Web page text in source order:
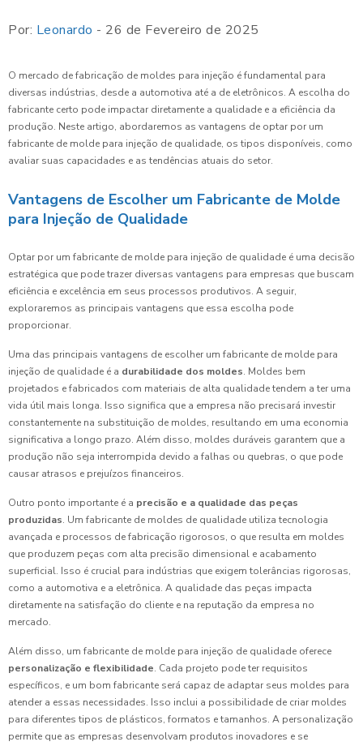
Por: Leonardo - 26 de Fevereiro de 2025
O mercado de fabricação de moldes para injeção é fundamental para
diversas indústrias, desde a automotiva até a de eletrônicos. A escolha do
fabricante certo pode impactar diretamente a qualidade e a eficiência da
produção. Neste artigo, abordaremos as vantagens de optar por um
fabricante de molde para injeção de qualidade, os tipos disponíveis, como
avaliar suas capacidades e as tendências atuais do setor.
Vantagens de Escolher um Fabricante de Molde
para Injeção de Qualidade
Optar por um fabricante de molde para injeção de qualidade é uma decisão
estratégica que pode trazer diversas vantagens para empresas que buscam
eficiência e excelência em seus processos produtivos. A seguir,
exploraremos as principais vantagens que essa escolha pode
proporcionar.
Uma das principais vantagens de escolher um fabricante de molde para
injeção de qualidade é a durabilidade dos moldes. Moldes bem
projetados e fabricados com materiais de alta qualidade tendem a ter uma
vida útil mais longa. Isso significa que a empresa não precisará investir
constantemente na substituição de moldes, resultando em uma economia
significativa a longo prazo. Além disso, moldes duráveis garantem que a
produção não seja interrompida devido a falhas ou quebras, o que pode
causar atrasos e prejuízos financeiros.
Outro ponto importante é a precisão e a qualidade das peças
produzidas. Um fabricante de moldes de qualidade utiliza tecnologia
avançada e processos de fabricação rigorosos, o que resulta em moldes
que produzem peças com alta precisão dimensional e acabamento
superficial. Isso é crucial para indústrias que exigem tolerâncias rigorosas,
como a automotiva e a eletrônica. A qualidade das peças impacta
diretamente na satisfação do cliente e na reputação da empresa no
mercado.
Além disso, um fabricante de molde para injeção de qualidade oferece
personalização e flexibilidade. Cada projeto pode ter requisitos
específicos, e um bom fabricante será capaz de adaptar seus moldes para
atender a essas necessidades. Isso inclui a possibilidade de criar moldes
para diferentes tipos de plásticos, formatos e tamanhos. A personalização
permite que as empresas desenvolvam produtos inovadores e se